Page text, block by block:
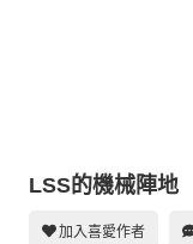
交流中心
攤位轉讓區
LSS的機械陣地
加入喜愛作者